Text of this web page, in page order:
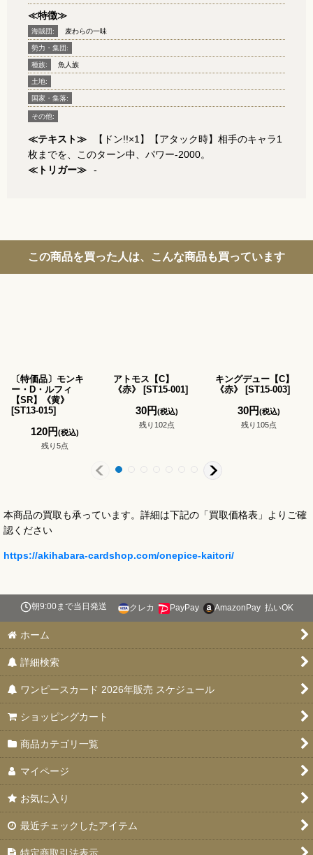
≪特徴≫
海賊団: 麦わらの一味
勢力・集団:
種族: 魚人族
土地:
国家・集落:
その他:
≪テキスト≫
【ドン!!×1】【アタック時】相手のキャラ1
枚までを、このターン中、パワー-2000。
≪トリガー≫
-
この商品を買った人は、こんな商品も買っています
〔特価品〕モンキ
ー・D・ルフィ
【SR】《黄》
[ST13-015]
120円(税込)
残り5点
アトモス【C】
《赤》
[ST15-001]
30円(税込)
残り102点
キングデュー【C】
《赤》
[ST15-003]
30円(税込)
残り105点
本商品の買取も承っています。詳細は下記の「買取価格表」よりご確
認ください
https://akihabara-cardshop.com/onepice-kaitori/
朝9:00まで当日発送 クレカ PayPay AmazonPay 払いOK
ホーム
詳細検索
ワンピースカード 2026年販売 スケジュール
ショッピングカート
商品カテゴリ一覧
マイページ
お気に入り
最近チェックしたアイテム